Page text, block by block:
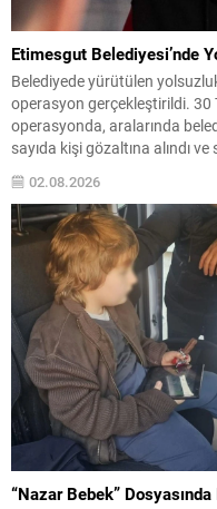
Etimesgut Belediyesi’nde
Belediyede yürütülen
operasyon gerçekleştirildi. 30
operasyonda, aralarında
sayıda kişi gözaltına alındı
42’sinin belediye personeli,
Gözaltına alınanlar arasında
02.08.2026
“Nazar Bebek”